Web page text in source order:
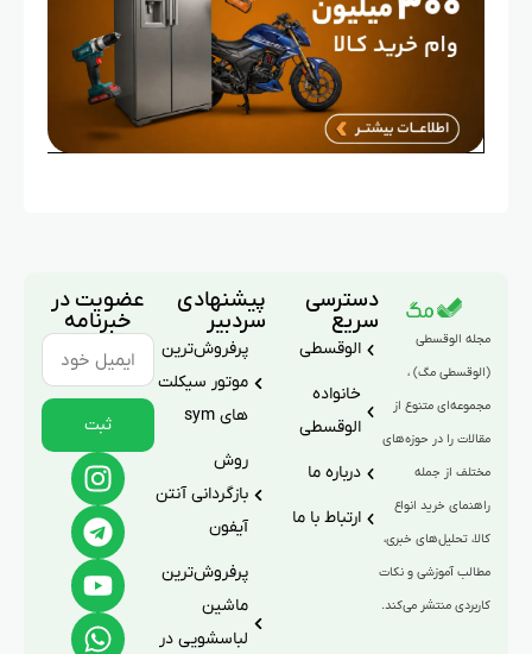
مجله الوقسطی
(الوقسطی مگ) ،
مجموعه‌ای متنوع از
مقالات را در حوزه‌های
مختلف از جمله
راهنمای خرید انواع
کالا، تحلیل‌های خبری،
مطالب آموزشی و نکات
کاربردی منتشر می‌کند.
دسترسی
سریع
الوقسطی
خانواده
الوقسطی
درباره ما
ارتباط با ما
پیشنهادی
سردبیر
پرفروش‌ترین
موتور سیکلت
های sym
روش
بازگردانی آنتن
آیفون
پرفروش‌ترین
ماشین
لباسشویی در
عضویت در
خبرنامه
ثبت